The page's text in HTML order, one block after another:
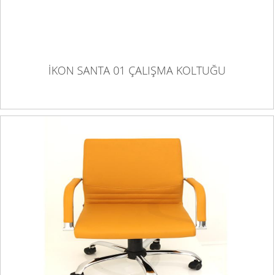
İKON SANTA 01 ÇALIŞMA KOLTUĞU
İKON TETA 01 ÇALIŞMA KOLTUĞU